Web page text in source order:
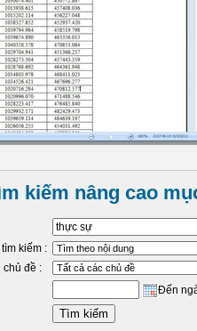
kiếm nâng cao
kiếm :
chủ đề :
Đến